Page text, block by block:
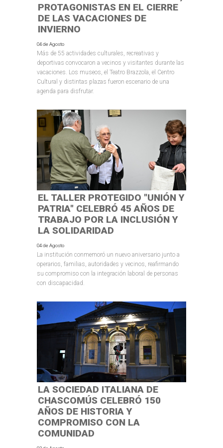
PROTAGONISTAS EN EL CIERRE
DE LAS VACACIONES DE
INVIERNO
04 de Agosto
Más de 55 actividades culturales, recreativas y
deportivas convocaron a vecinos y visitantes durante las
vacaciones. Los museos, el Teatro Brazzola, el Centro
Cultural y distintas plazas fueron escenario de una
agenda para disfrutar.
EL TALLER PROTEGIDO "UNIÓN Y
PATRIA" CELEBRÓ 45 AÑOS DE
TRABAJO POR LA INCLUSIÓN Y
LA SOLIDARIDAD
04 de Agosto
La institución conmemoró un nuevo aniversario junto a
operarios, familias, autoridades y vecinos, reafirmando
su compromiso con la integración laboral de personas
con discapacidad.
LA SOCIEDAD ITALIANA DE
CHASCOMÚS CELEBRÓ 150
AÑOS DE HISTORIA Y
COMPROMISO CON LA
COMUNIDAD